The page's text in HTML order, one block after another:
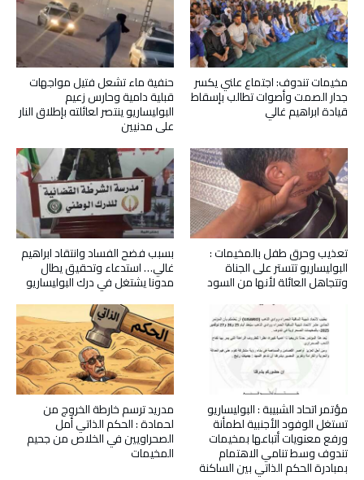
حنفية ماء تشعل فتيل مواجهات
قبلية دامية وحارس زعيم
البوليساريو ينتصر لعائلته بإطلاق النار
على مدنيين
مخيمات تندوف: اجتماع علني يكسر
جدار الصمت وأصوات تطالب بإسقاط
قيادة ابراهيم غالي
بسبب فضح الفساد وانتقاد ابراهيم
غالي… استدعاء وتحقيق يطال
مدونا يشتغل في درك البوليساريو
تعذيب وحرق طفل بالمخيمات :
البوليساريو تتستر على الجناة
وتتجاهل العائلة لأنها من السود
مدريد ترسم خارطة الخروج من
لحمادة : الحكم الذاتي أمل
الصحراويين في الخلاص من جحيم
المخيمات
مؤتمر اتحاد الشبيبة : البوليساريو
تستغل الوفود الأجنبية لطمأنة
ورفع معنويات أتباعها بمخيمات
تندوف وسط تنامي الاهتمام
بمبادرة الحكم الذاتي بين الساكنة